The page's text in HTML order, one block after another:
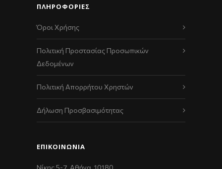
ΠΛΗΡΟΦΟΡΙΕΣ
Όροι Χρήσης
Πολιτική Προστασίας Προσωπικών
Δεδομένων
Πολιτική Απορρήτου Χρηστών
Δήλωση Προσβασιμότητας
ΕΠΙΚΟΙΝΩΝΊΑ
Νίκης 5-7, Αθήνα, 10180